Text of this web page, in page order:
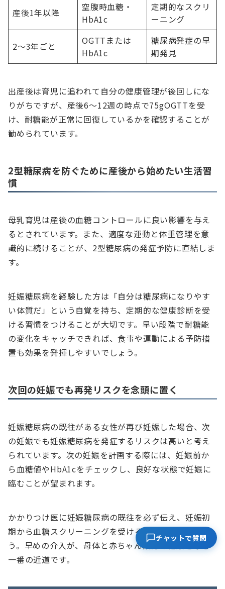
産後1年以降
空腹時血糖・
HbA1c
定期的なスクリ
ーニング
2〜3年ごと
OGTTまたは
HbA1c
糖尿病発症の早
期発見
出産後は育児に追われて自分の健康管理が後回しにな
りがちですが、産後6〜12週の時点で75gOGTTを受
け、耐糖能が正常に回復しているかを確認することが
勧められています。
2型糖尿病を防ぐために産後から始めたい生活習
慣
母乳育児は産後の血糖コントロールに良い影響を与え
るとされています。また、適度な運動と体重管理を意
識的に続けることが、2型糖尿病の発症予防に直結しま
す。
妊娠糖尿病を経験した方は「自分は糖尿病になりやす
い体質だ」という自覚を持ち、定期的な健康診断を受
ける習慣をつけることが大切です。早い段階で耐糖能
の変化をキャッチできれば、食事や運動による予防措
置も効果を発揮しやすいでしょう。
次回の妊娠でも再発リスクを念頭に置く
妊娠糖尿病の既往がある女性が再び妊娠した場合、次
の妊娠でも妊娠糖尿病を発症するリスクは高いと考え
られています。次の妊娠を計画する際には、妊娠前か
ら血糖値やHbA1cをチェックし、良好な状態で妊娠に
臨むことが望まれます。
かかりつけ医に妊娠糖尿病の既往を必ず伝え、妊娠初
期から血糖スクリーニングを受けるようにしましょ
う。早めの介入が、母体と赤ちゃん双方の健康を守る
一番の近道です。
チャットで質問